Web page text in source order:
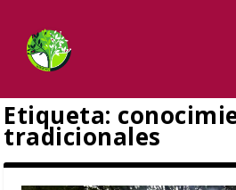
Etiqueta:
tradicionales